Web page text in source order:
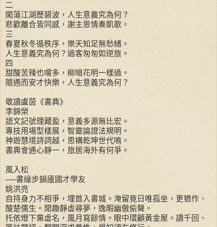
二
闖蕩江湖歷碧波，人生意義究為何？
悲歡離合皆同感，謝主恩情奏凱歌。
三
春夏秋冬循秩序，樂天知足無愁緒。
人生意義究為何？過客匆匆如逆旅。
四
甜酸苦辣也嚐多，柳暗花明一樣過。
隨遇而安才快樂，人生意義究為何？
敬讀盧茵《書典》
李錦榮
語文記號理藏盈，意義多源無比宏。
專技用場型樣展，智靈論證法規明。
神遊慧境詩詞越，思構乾坤世代鳴。
書典會通心靜一，旅居海外有何爭。
風入松
──書緣步韻廬國才學友
姚洪亮
自持身力不相爭，埋首入書城。淹留竟日唯孤坐，更猶作、
酸楚儒生。閒趣靜虛尋夢，逸暇幽傲偷聲。
托依燈下棄虛名，風月寫餘情。眼中環顧黃金屋。讀千回、